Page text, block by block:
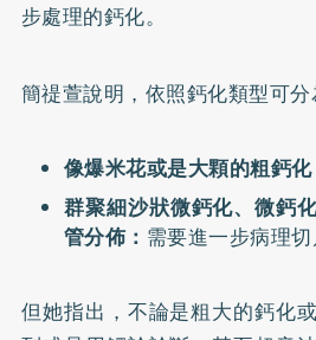
步處理的鈣化。
簡禔萱說明，依照鈣化類型可分
像爆米花或是大顆的粗鈣化
群聚細沙狀微鈣化、微鈣
管分佈： 需要進一步病理
但她指出，不論是粗大的鈣化